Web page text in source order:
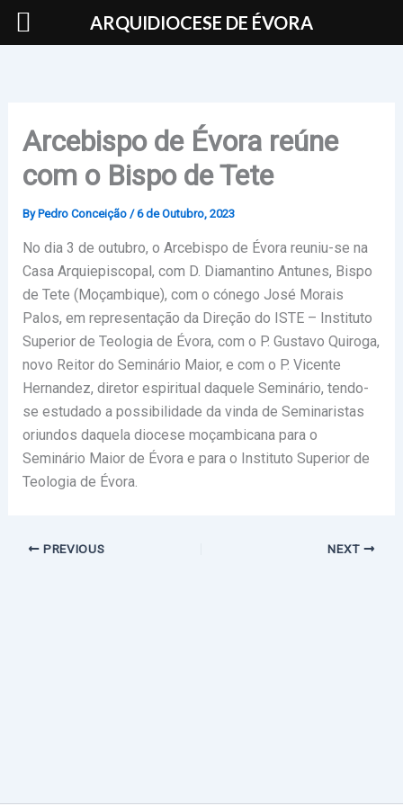
Skip
Arcebispo de Évora reúne
com o Bispo de Tete
By Pedro Conceição /6 de Outubro, 2023
No dia 3 de outubro, o Arcebispo de Évora reuniu-se na
Casa Arquiepiscopal, com D. Diamantino Antunes, Bispo
de Tete (Moçambique), com o cónego José Morais
Palos, em representação da Direção do ISTE – Instituto
Superior de Teologia de Évora, com o P. Gustavo Quiroga,
novo Reitor do Seminário Maior, e com o P. Vicente
Hernandez, diretor espiritual daquele Seminário, tendo-
se estudado a possibilidade da vinda de Seminaristas
oriundos daquela diocese moçambicana para o
Seminário Maior de Évora e para o Instituto Superior de
Teologia de Évora.
PREVIOUS NEXT
ARQUIDIOCESE DE ÉVORA